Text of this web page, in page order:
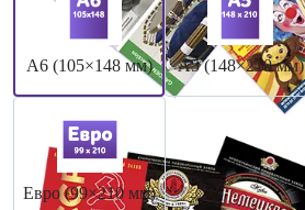
А6 (105×148 мм) А5 (148×210 мм)
Евро (99×210 мм)